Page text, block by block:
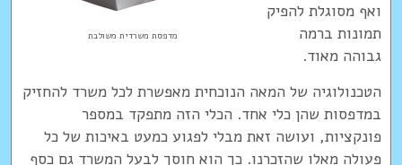
מדפסת משרדית משולבת
ואף מסוגלת להפיק
תמונות ברמה
גבוהה מאוד.
הטכנולוגיה של המאה הנוכחית מאפשרת לכל משרד להחזיק
במדפסות שהן כלי אחד. הכלי הזה מתפקד במספר
פונקציות, ועושה זאת מבלי לפגוע כמעט באיכות של כל
פעולה מאלו שהזכרנו. כך הוא חוסך לבעל המשרד גם כסף